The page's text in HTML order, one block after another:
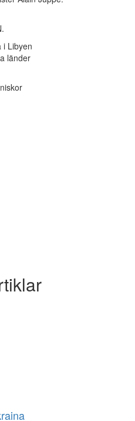
i Libyen
länder